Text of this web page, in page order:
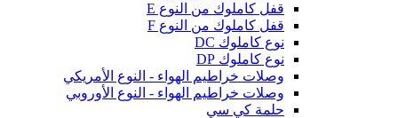
قفل كاملوك من النوع E
قفل كاملوك من النوع F
نوع كاملوك DC
نوع كاملوك DP
وصلات خراطيم الهواء - النوع الأمريكي
وصلات خراطيم الهواء - النوع الأوروبي
حلمة كي سي